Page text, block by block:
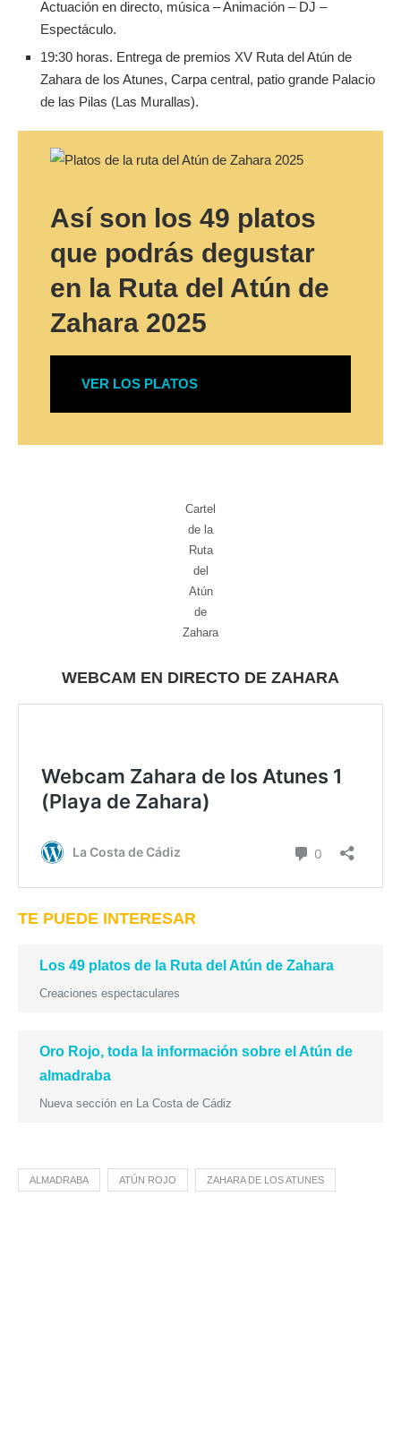
Actuación en directo, música – Animación – DJ –
Espectáculo.
19:30 horas. Entrega de premios XV Ruta del Atún de
Zahara de los Atunes, Carpa central, patio grande Palacio
de las Pilas (Las Murallas).
Así son los 49 platos
que podrás degustar
en la Ruta del Atún de
Zahara 2025
VER LOS PLATOS
Cartel
de la
Ruta
del
Atún
de
Zahara
WEBCAM EN DIRECTO DE ZAHARA
TE PUEDE INTERESAR
Los 49 platos de la Ruta del Atún de Zahara
Creaciones espectaculares
Oro Rojo, toda la información sobre el Atún de
almadraba
Nueva sección en La Costa de Cádiz
ALMADRABA ATÚN ROJO ZAHARA DE LOS ATUNES